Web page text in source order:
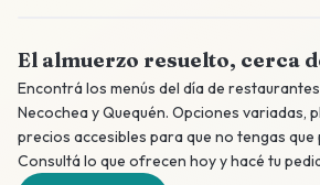
El almuerzo resuelto, cerca
Encontrá los menús del día de
Necochea y Quequén. Opciones variadas,
precios accesibles para que no tengas que
Consultá lo que ofrecen hoy y hacé tu